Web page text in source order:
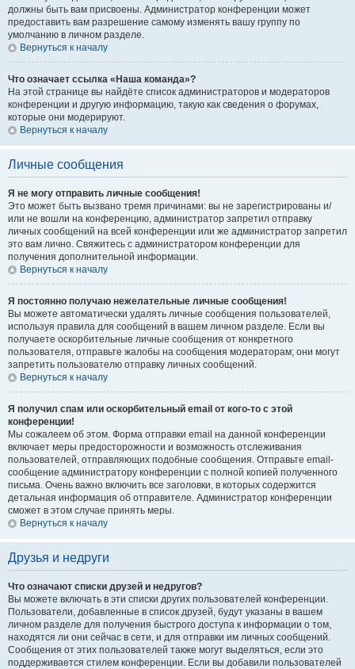
должны быть вам присвоены. Администратор конференции может
предоставить вам разрешение самому изменять вашу группу по
умолчанию в личном разделе.
Вернуться к началу
Что означает ссылка «Наша команда»?
На этой странице вы найдёте список администраторов и модераторов
конференции и другую информацию, такую как сведения о форумах,
которые они модерируют.
Вернуться к началу
Личные сообщения
Я не могу отправить личные сообщения!
Это может быть вызвано тремя причинами: вы не зарегистрированы и/
или не вошли на конференцию, администратор запретил отправку
личных сообщений на всей конференции или же администратор запретил
это вам лично. Свяжитесь с администратором конференции для
получения дополнительной информации.
Вернуться к началу
Я постоянно получаю нежелательные личные сообщения!
Вы можете автоматически удалять личные сообщения пользователей,
используя правила для сообщений в вашем личном разделе. Если вы
получаете оскорбительные личные сообщения от конкретного
пользователя, отправьте жалобы на сообщения модераторам; они могут
запретить пользователю отправку личных сообщений.
Вернуться к началу
Я получил спам или оскорбительный email от кого-то с этой
конференции!
Мы сожалеем об этом. Форма отправки email на данной конференции
включает меры предосторожности и возможность отслеживания
пользователей, отправляющих подобные сообщения. Отправьте email-
сообщение администратору конференции с полной копией полученного
письма. Очень важно включить все заголовки, в которых содержится
детальная информация об отправителе. Администратор конференции
сможет в этом случае принять меры.
Вернуться к началу
Друзья и недруги
Что означают списки друзей и недругов?
Вы можете включать в эти списки других пользователей конференции.
Пользователи, добавленные в список друзей, будут указаны в вашем
личном разделе для получения быстрого доступа к информации о том,
находятся ли они сейчас в сети, и для отправки им личных сообщений.
Сообщения от этих пользователей также могут выделяться, если это
поддерживается стилем конференции. Если вы добавили пользователей